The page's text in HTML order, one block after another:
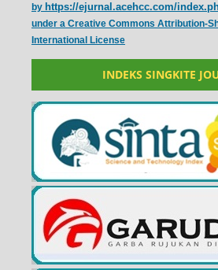
by https://ejurnal.acehcc.com/
under a Creative Commons Attribution-
International License
INDEKS SINGKITE